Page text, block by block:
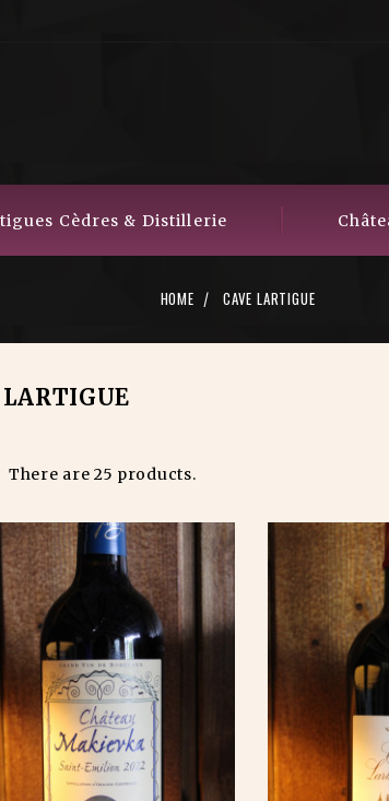
Cèdres & Distillerie
HOME CAVE LARTIGUE
LARTIGUE
There are 25 products.